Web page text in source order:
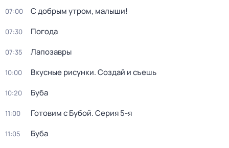
07:00 С добрым утром, малыши!
07:30 Погода
07:35 Лапозавры
10:00 Вкусные рисунки. Создай и съешь
10:20 Буба
11:00 Готовим с Бубой. Серия 5-я
11:05 Буба